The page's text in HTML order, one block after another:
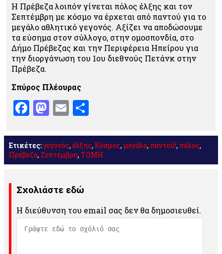
Η Πρέβεζα λοιπόν γίνεται πόλος έλξης και τον
Σεπτέμβρη με κόσμο να έρχεται από παντού για το
μεγάλο αθλητικό γεγονός. Αξίζει να αποδώσουμε
τα εύσημα στον σύλλογο, στην ομοσπονδία, στο
Δήμο Πρέβεζας και την Περιφέρεια Ηπείρου για
την διοργάνωση του 1ου διεθνούς Πετάνκ στην
Πρέβεζα.
Σπύρος Πλέουρας
Facebook
Mastodon
Email
Ετικέτες:γεγονός, έλξης, Κόσμος, μεγάλο, παντού!, πόλος,
Πρέβεζα, Σεπτέμβρη, ΤΟΜΗ
Σχολιάστε εδώ
Η διεύθυνση του email σας δεν θα δημοσιευθεί.